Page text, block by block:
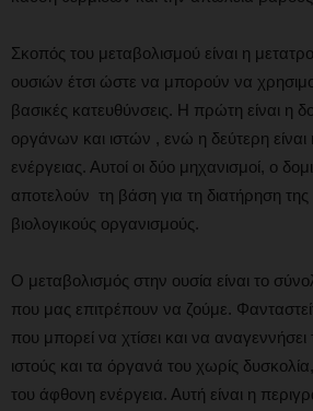
Σκοπός του μεταβολισμού είναι η
ουσιών έτσι ώστε να μπορούν να
βασικές κατευθύνσεις. Η πρώτη είναι η
οργάνων και ιστών , ενώ η δεύτερη
ενέργειας. Αυτοί οι δύο μηχανισμοί, ο
αποτελούν τη βάση για τη διατήρηση
βιολογικούς οργανισμούς.
Ο μεταβολισμός στην ουσία είναι το
που μας επιτρέπουν να ζούμε.
που μπορεί να χτίσει και να
ιστούς και τα όργανά του χωρίς
του άφθονη ενέργεια. Αυτή είναι η